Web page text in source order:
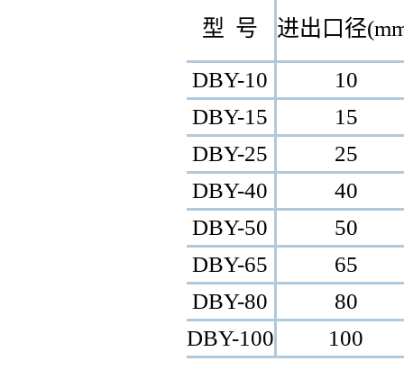
型 号 进出口径
DBY-10
10
DBY-15
15
DBY-25
25
DBY-40
40
DBY-50
50
DBY-65
65
DBY-80
80
DBY-100
100